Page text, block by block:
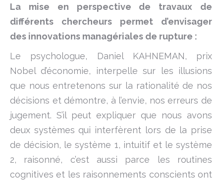
La mise en perspective de travaux de
différents chercheurs permet d’envisager
des innovations managériales de rupture :
Le psychologue, Daniel KAHNEMAN, prix
Nobel d’économie, interpelle sur les illusions
que nous entretenons sur la rationalité de nos
décisions et démontre, à l’envie, nos erreurs de
jugement. S’il peut expliquer que nous avons
deux systèmes qui interfèrent lors de la prise
de décision, le système 1, intuitif et le système
2, raisonné, c’est aussi parce les routines
cognitives et les raisonnements conscients ont